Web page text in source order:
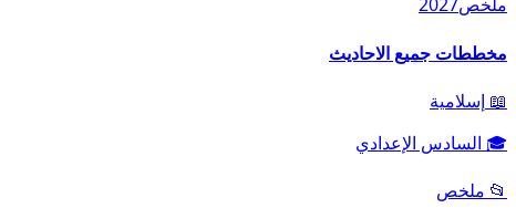
مخططات جميع الاحاديث
📖 إسلامية
🎓 السادس الإعدادي
📂 ملخص